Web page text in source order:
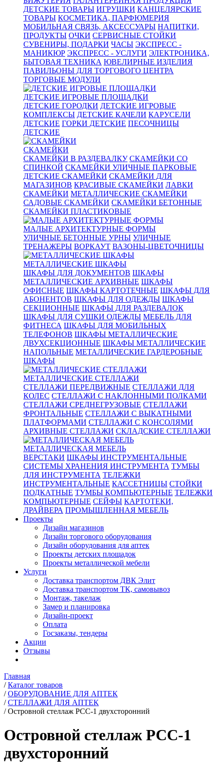
ДЕТСКИЕ ТОВАРЫ ИГРУШКИ КАНЦЕЛЯРСКИЕ
ТОВАРЫ КОСМЕТИКА, ПАРФЮМЕРИЯ
МОБИЛЬНАЯ СВЯЗЬ, АКСЕССУАРЫ НАПИТКИ,
ПРОДУКТЫ ОЧКИ СЕРВИСНЫЕ СТОЙКИ
СУВЕНИРЫ, ПОДАРКИ ЧАСЫ ЭКСПРЕСС -
МАНИКЮР ЭКСПРЕСС - УСЛУГИ ЭЛЕКТРОНИКА,
БЫТОВАЯ ТЕХНИКА ЮВЕЛИРНЫЕ ИЗДЕЛИЯ
ПАВИЛЬОНЫ ДЛЯ ТОРГОВОГО ЦЕНТРА
ТОРГОВЫЕ МОДУЛИ
ДЕТСКИЕ ИГРОВЫЕ ПЛОЩАДКИ
ДЕТСКИЕ ГОРОДКИ ДЕТСКИЕ ИГРОВЫЕ
КОМПЛЕКСЫ ДЕТСКИЕ КАЧЕЛИ КАРУСЕЛИ
ДЕТСКИЕ ГОРКИ ДЕТСКИЕ ПЕСОЧНИЦЫ
ДЕТСКИЕ
СКАМЕЙКИ
СКАМЕЙКИ В РАЗДЕВАЛКУ СКАМЕЙКИ СО
СПИНКОЙ СКАМЕЙКИ УЛИЧНЫЕ ПАРКОВЫЕ
ДЕТСКИЕ СКАМЕЙКИ СКАМЕЙКИ ДЛЯ
МАГАЗИНОВ КРАСИВЫЕ СКАМЕЙКИ ЛАВКИ
СКАМЕЙКИ МЕТАЛЛИЧЕСКИЕ СКАМЕЙКИ
САДОВЫЕ СКАМЕЙКИ СКАМЕЙКИ БЕТОННЫЕ
СКАМЕЙКИ ПЛАСТИКОВЫЕ
МАЛЫЕ АРХИТЕКТУРНЫЕ ФОРМЫ
УЛИЧНЫЕ БЕТОННЫЕ УРНЫ УЛИЧНЫЕ
ТРЕНАЖЕРЫ ВОРКАУТ ВАЗОНЫ-ЦВЕТОЧНИЦЫ
МЕТАЛЛИЧЕСКИЕ ШКАФЫ
ШКАФЫ ДЛЯ ДОКУМЕНТОВ ШКАФЫ
МЕТАЛЛИЧЕСКИЕ АРХИВНЫЕ ШКАФЫ
ОФИСНЫЕ ШКАФЫ КАРТОТЕЧНЫЕ ШКАФЫ ДЛЯ
АБОНЕНТОВ ШКАФЫ ДЛЯ ОДЕЖДЫ ШКАФЫ
СЕКЦИОННЫЕ ШКАФЫ ДЛЯ РАЗДЕВАЛОК
ШКАФЫ ДЛЯ СУШКИ ОДЕЖДЫ МЕБЕЛЬ ДЛЯ
ФИТНЕСА ШКАФЫ ДЛЯ МОБИЛЬНЫХ
ТЕЛЕФОНОВ ШКАФЫ МЕТАЛЛИЧЕСКИЕ
ДВУХСЕКЦИОННЫЕ ШКАФЫ МЕТАЛЛИЧЕСКИЕ
НАПОЛЬНЫЕ МЕТАЛЛИЧЕСКИЕ ГАРДЕРОБНЫЕ
ШКАФЫ
МЕТАЛЛИЧЕСКИЕ СТЕЛЛАЖИ
СТЕЛЛАЖИ ПЕРЕДВИЖНЫЕ СТЕЛЛАЖИ ДЛЯ
КОЛЕС СТЕЛЛАЖИ С НАКЛОННЫМИ ПОЛКАМИ
СТЕЛЛАЖИ СРЕДНЕГРУЗОВЫЕ СТЕЛЛАЖИ
ФРОНТАЛЬНЫЕ СТЕЛЛАЖИ С ВЫКАТНЫМИ
ПЛАТФОРМАМИ СТЕЛЛАЖИ С КОНСОЛЯМИ
АРХИВНЫЕ СТЕЛЛАЖИ СКЛАДСКИЕ СТЕЛЛАЖИ
МЕТАЛЛИЧЕСКАЯ МЕБЕЛЬ
ВЕРСТАКИ ШКАФЫ ИНСТРУМЕНТАЛЬНЫЕ
СИСТЕМЫ ХРАНЕНИЯ ИНСТРУМЕНТА ТУМБЫ
ДЛЯ ИНСТРУМЕНТА ТЕЛЕЖКИ
ИНСТРУМЕНТАЛЬНЫЕ КАССЕТНИЦЫ СТОЙКИ
ПОДКАТНЫЕ ТУМБЫ КОМПЬЮТЕРНЫЕ ТЕЛЕЖКИ
КОМПЬЮТЕРНЫЕ СЕЙФЫ КАРТОТЕКИ,
ДРАЙВЕРА ПРОМЫШЛЕННАЯ МЕБЕЛЬ
Проекты
Дизайн магазинов
Дизайн торгового оборудования
Дизайн оборудования для аптек
Проекты детских площадок
Проекты металлической мебели
Услуги
Доставка транспортом ДВК Элит
Доставка транспортом ТК, самовывоз
Монтаж, такелаж
Замер и планировка
Дизайн-проект
Оплата
Госзаказы, тендеры
Акции
Отзывы
Главная
/ Каталог товаров
/ ОБОРУДОВАНИЕ ДЛЯ АПТЕК
/ СТЕЛЛАЖИ ДЛЯ АПТЕК
/ Островной стеллаж РСС-1 двухсторонний
Островной стеллаж РСС-1
двухсторонний